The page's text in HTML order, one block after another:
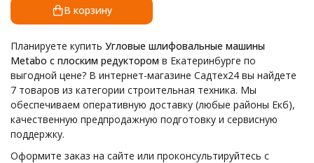
В корзину
Планируете купить Угловые шлифовальные машины
Metabo с плоским редуктором в Екатеринбурге по
выгодной цене? В интернет-магазине Садтех24 вы найдете
7 товаров из категории строительная техника. Мы
обеспечиваем оперативную доставку (любые районы Екб),
качественную предпродажную подготовку и сервисную
поддержку.
Оформите заказ на сайте или проконсультируйтесь с